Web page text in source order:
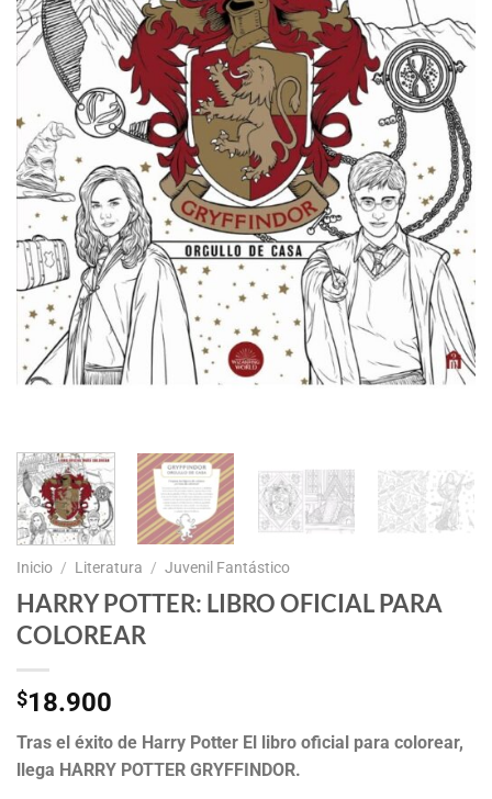
Inicio / Literatura / Juvenil Fantástico
HARRY POTTER: LIBRO OFICIAL PARA
COLOREAR
$18.900
Tras el éxito de Harry Potter El libro oficial para colorear,
llega HARRY POTTER GRYFFINDOR.